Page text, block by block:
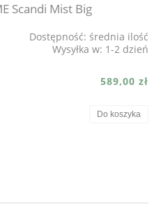
Scandi Mist Big
Dostępność: średnia ilość
Wysyłka w: 1-2 dzień
589,00 zł
Do koszyka